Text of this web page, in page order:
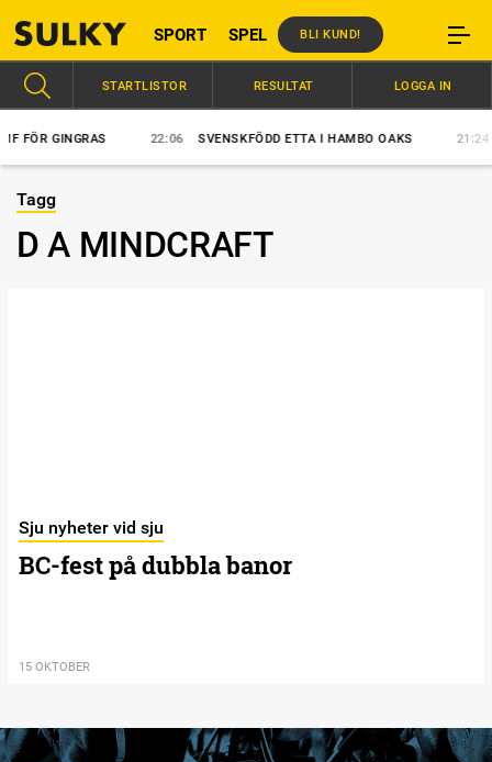
SPORT SPEL BLI KUND!
GINGRAS 22:06 SVENSKFÖDD ETTA I HAMBO OAKS 21:24
STARTLISTOR RESULTAT LOGGA IN
Tagg
D A MINDCRAFT
Sju nyheter vid sju
BC-fest på dubbla banor
15 OKTOBER